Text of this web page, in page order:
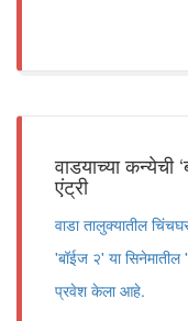
वाडयाच्या कन्येची
एंट्री
वाडा तालुक्यातील
'बॉईज २' या सिनेमातील
प्रवेश केला आहे.